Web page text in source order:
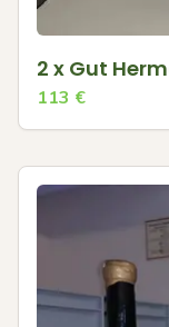
2 x Gut
113 €